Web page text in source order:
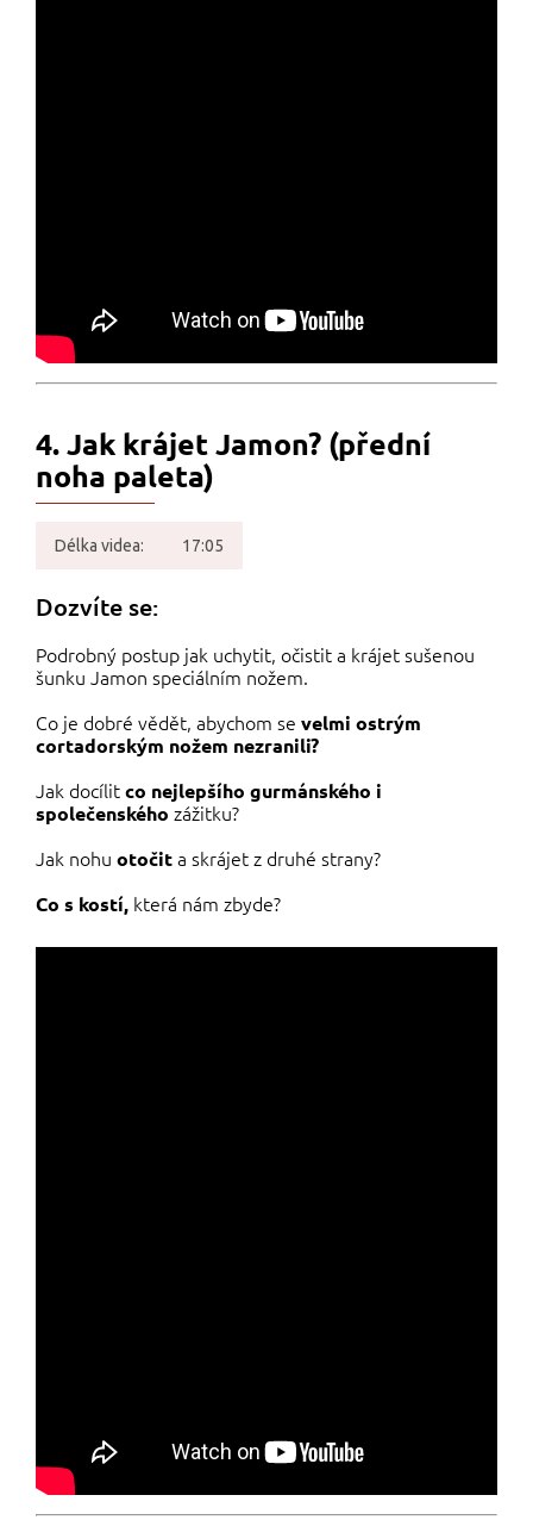
4. Jak krájet Jamon? (přední
noha paleta)
Délka videa: 17:05
Dozvíte se:
Podrobný postup jak uchytit, očistit a krájet sušenou
šunku Jamon speciálním nožem.
Co je dobré vědět, abychom se velmi ostrým
cortadorským nožem nezranili?
Jak docílitco nejlepšího gurmánského i
společenského zážitku?
Jak nohu otočita skrájet z druhé strany?
Co s kostí, která nám zbyde?